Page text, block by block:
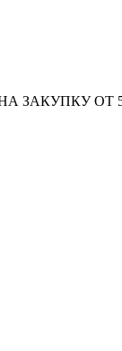
ОТ